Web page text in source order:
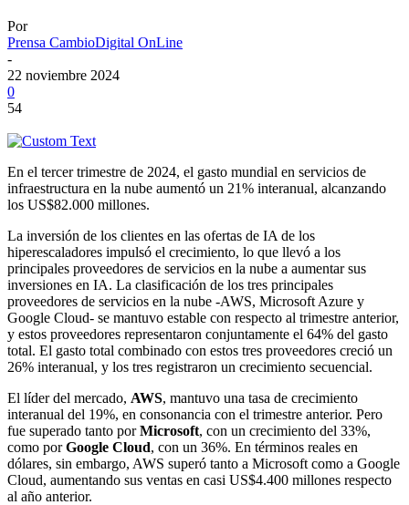
Por
Prensa CambioDigital OnLine
-
22 noviembre 2024
0
54
En el tercer trimestre de 2024, el gasto mundial en servicios de
infraestructura en la nube aumentó un 21% interanual, alcanzando
los US$82.000 millones.
La inversión de los clientes en las ofertas de IA de los
hiperescaladores impulsó el crecimiento, lo que llevó a los
principales proveedores de servicios en la nube a aumentar sus
inversiones en IA. La clasificación de los tres principales
proveedores de servicios en la nube -AWS, Microsoft Azure y
Google Cloud- se mantuvo estable con respecto al trimestre anterior,
y estos proveedores representaron conjuntamente el 64% del gasto
total. El gasto total combinado con estos tres proveedores creció un
26% interanual, y los tres registraron un crecimiento secuencial.
El líder del mercado, AWS, mantuvo una tasa de crecimiento
interanual del 19%, en consonancia con el trimestre anterior. Pero
fue superado tanto porMicrosoft, con un crecimiento del 33%,
como porGoogle Cloud, con un 36%. En términos reales en
dólares, sin embargo, AWS superó tanto a Microsoft como a Google
Cloud, aumentando sus ventas en casi US$4.400 millones respecto
al año anterior.